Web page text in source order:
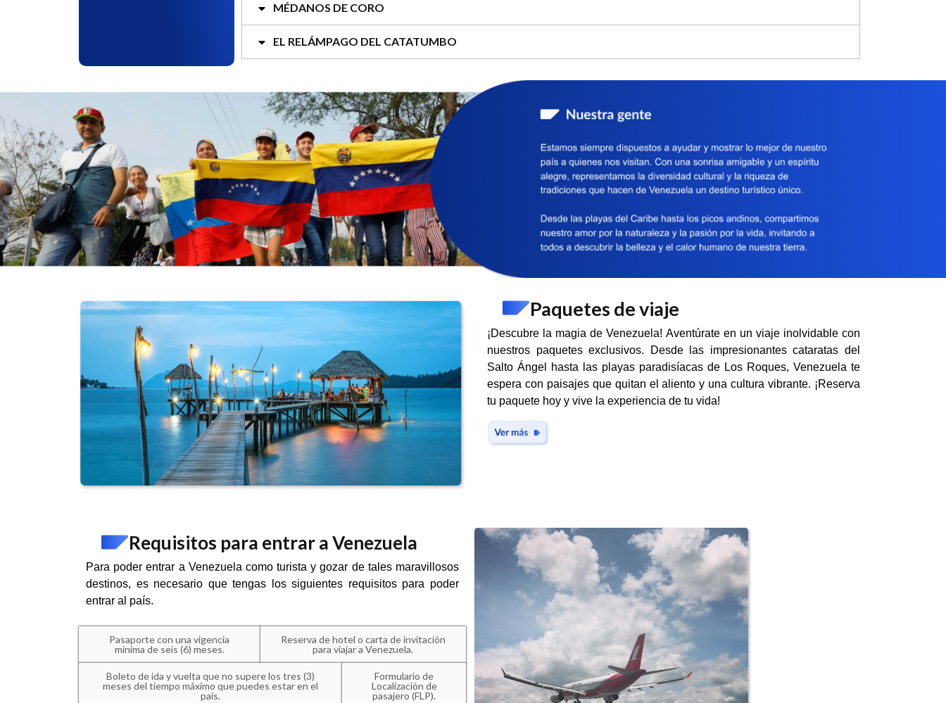
MÉDANOS DE CORO
EL RELÁMPAGO DEL CATATUMBO
Paquetes de viaje
¡Descubre la magia de Venezuela! Aventúrate en un viaje inolvidable con
nuestros paquetes exclusivos. Desde las impresionantes cataratas del
Salto Ángel hasta las playas paradisíacas de Los Roques, Venezuela te
espera con paisajes que quitan el aliento y una cultura vibrante. ¡Reserva
tu paquete hoy y vive la experiencia de tu vida!
Requisitos para entrar a Venezuela
Para poder entrar a Venezuela como turista y gozar de tales maravillosos
destinos, es necesario que tengas los siguientes requisitos para poder
entrar al país.
Pasaporte con una vigencia
mínima de seis (6) meses.
Reserva de hotel o carta de invitación
para viajar a Venezuela.
Boleto de ida y vuelta que no supere los tres (3)
meses del tiempo máximo que puedes estar en el
país.
Formulario de
Localización de
pasajero (FLP).